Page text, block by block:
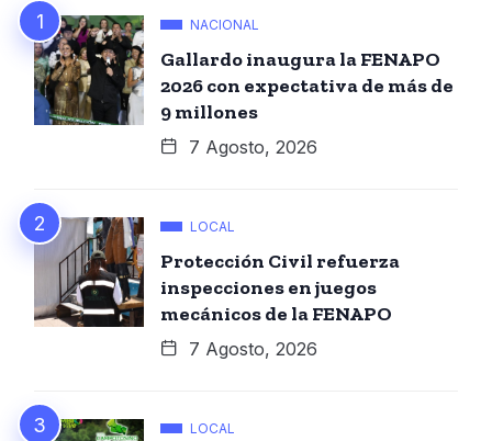
NACIONAL
Gallardo inaugura la FENAPO
2026 con expectativa de más de
9 millones
7 Agosto, 2026
LOCAL
Protección Civil refuerza
inspecciones en juegos
mecánicos de la FENAPO
7 Agosto, 2026
LOCAL